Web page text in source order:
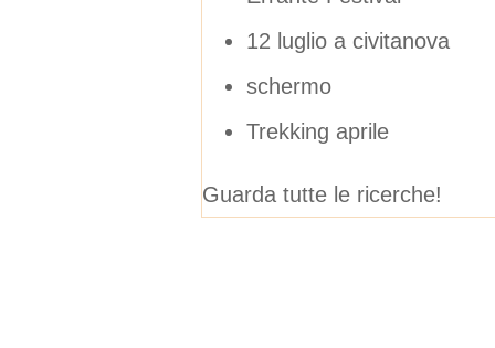
12 luglio a civitanova
schermo
Trekking aprile
Guarda tutte le ricerche!